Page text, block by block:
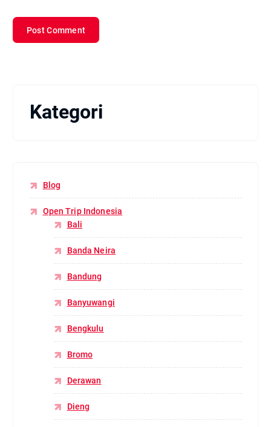
Kategori
Blog
Open Trip Indonesia
Bali
Banda Neira
Bandung
Banyuwangi
Bengkulu
Bromo
Derawan
Dieng